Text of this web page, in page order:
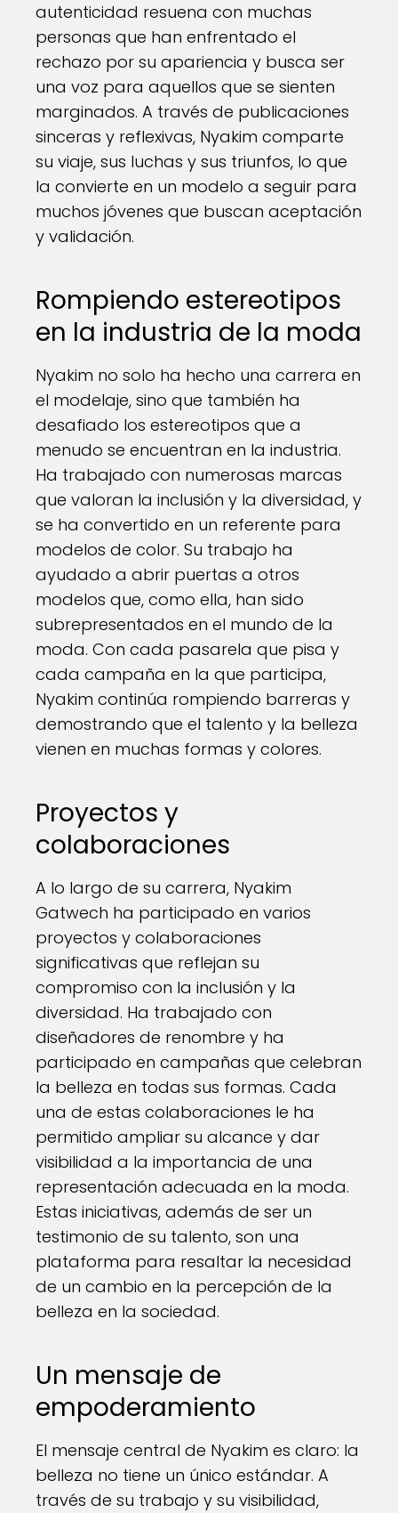
autenticidad resuena con muchas
personas que han enfrentado el
rechazo por su apariencia y busca ser
una voz para aquellos que se sienten
marginados. A través de publicaciones
sinceras y reflexivas, Nyakim comparte
su viaje, sus luchas y sus triunfos, lo que
la convierte en un modelo a seguir para
muchos jóvenes que buscan aceptación
y validación.
Rompiendo estereotipos
en la industria de la moda
Nyakim no solo ha hecho una carrera en
el modelaje, sino que también ha
desafiado los estereotipos que a
menudo se encuentran en la industria.
Ha trabajado con numerosas marcas
que valoran la inclusión y la diversidad, y
se ha convertido en un referente para
modelos de color. Su trabajo ha
ayudado a abrir puertas a otros
modelos que, como ella, han sido
subrepresentados en el mundo de la
moda. Con cada pasarela que pisa y
cada campaña en la que participa,
Nyakim continúa rompiendo barreras y
demostrando que el talento y la belleza
vienen en muchas formas y colores.
Proyectos y
colaboraciones
A lo largo de su carrera, Nyakim
Gatwech ha participado en varios
proyectos y colaboraciones
significativas que reflejan su
compromiso con la inclusión y la
diversidad. Ha trabajado con
diseñadores de renombre y ha
participado en campañas que celebran
la belleza en todas sus formas. Cada
una de estas colaboraciones le ha
permitido ampliar su alcance y dar
visibilidad a la importancia de una
representación adecuada en la moda.
Estas iniciativas, además de ser un
testimonio de su talento, son una
plataforma para resaltar la necesidad
de un cambio en la percepción de la
belleza en la sociedad.
Un mensaje de
empoderamiento
El mensaje central de Nyakim es claro: la
belleza no tiene un único estándar. A
través de su trabajo y su visibilidad,